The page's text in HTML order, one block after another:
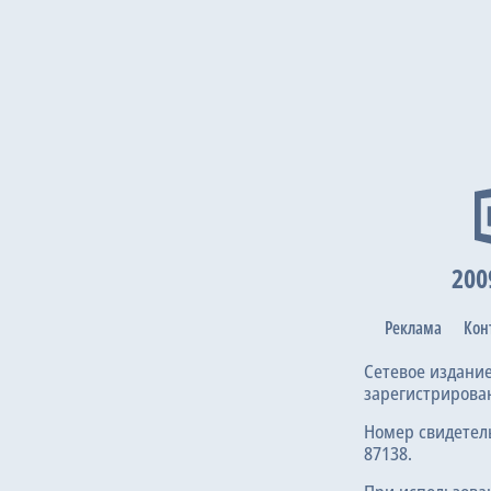
Реклама
Сетевое
Номер
87138.